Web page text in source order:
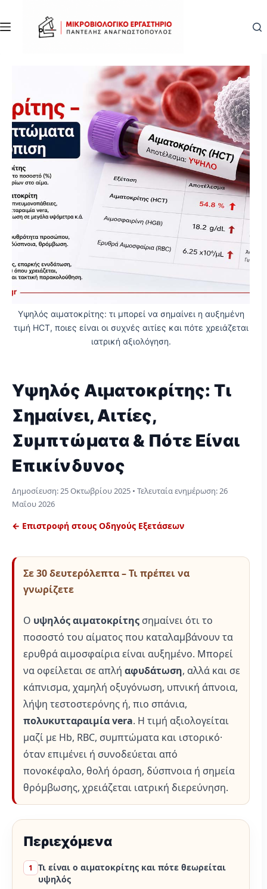
στο
περιεχόμενο
Υψηλός αιματοκρίτης: τι μπορεί να σημαίνει η αυξημένη
τιμή HCT, ποιες είναι οι συχνές αιτίες και πότε χρειάζεται
ιατρική αξιολόγηση.
Υψηλός Αιματοκρίτης: Τι
Σημαίνει, Αιτίες,
Συμπτώματα & Πότε Είναι
Επικίνδυνος
Δημοσίευση:25 Οκτωβρίου 2025 • Τελευταία ενημέρωση:26
Μαΐου 2026
← Επιστροφή στους Οδηγούς Εξετάσεων
Σε 30 δευτερόλεπτα – Τι πρέπει να
γνωρίζετε
Ο υψηλός αιματοκρίτης σημαίνει ότι το
ποσοστό του αίματος που καταλαμβάνουν τα
ερυθρά αιμοσφαίρια είναι αυξημένο. Μπορεί
να οφείλεται σε απλή αφυδάτωση, αλλά και σε
κάπνισμα, χαμηλή οξυγόνωση, υπνική άπνοια,
λήψη τεστοστερόνης ή, πιο σπάνια,
πολυκυτταραιμία vera. Η τιμή αξιολογείται
μαζί με Hb, RBC, συμπτώματα και ιστορικό·
όταν επιμένει ή συνοδεύεται από
πονοκέφαλο, θολή όραση, δύσπνοια ή σημεία
θρόμβωσης, χρειάζεται ιατρική διερεύνηση.
Περιεχόμενα
1
Τι είναι ο αιματοκρίτης και πότε θεωρείται
υψηλός